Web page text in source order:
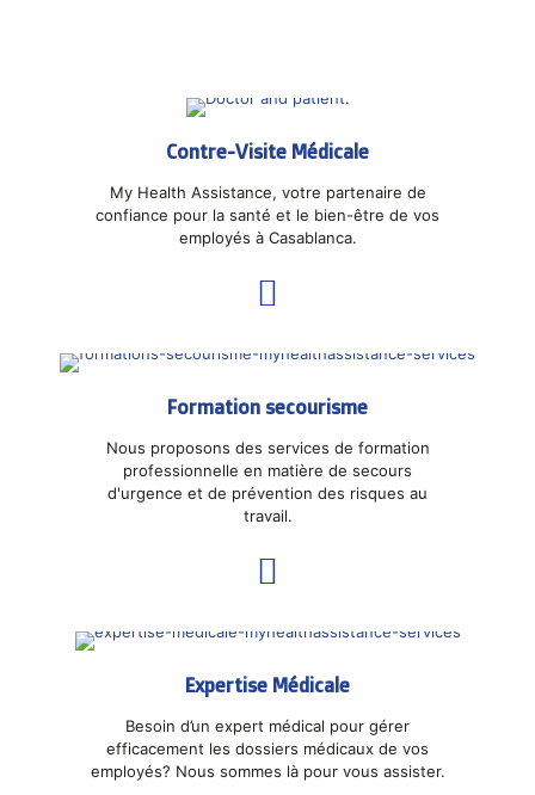
Contre-Visite Médicale
My Health Assistance, votre partenaire de
confiance pour la santé et le bien-être de vos
employés à Casablanca.
Formation secourisme
Nous proposons des services de formation
professionnelle en matière de secours
d'urgence et de prévention des risques au
travail.
Expertise Médicale
Besoin d’un expert médical pour gérer
efficacement les dossiers médicaux de vos
employés? Nous sommes là pour vous assister.